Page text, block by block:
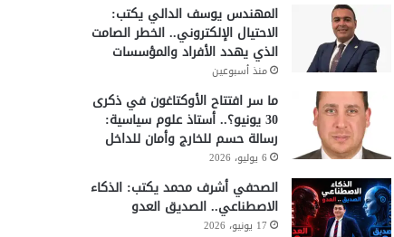
المهندس يوسف الدالي يكتب:
الاحتيال الإلكتروني.. الخطر الصامت
الذي يهدد الأفراد والمؤسسات
منذ أسبوعين
ما سر افتتاح الأوكتاغون في ذكرى
30 يونيو؟.. أستاذ علوم سياسية:
رسالة حسم للخارج وأمان للداخل
6 يوليو، 2026
الصحفي أشرف محمد يكتب: الذكاء
الاصطناعي.. الصديق العدو
17 يونيو، 2026